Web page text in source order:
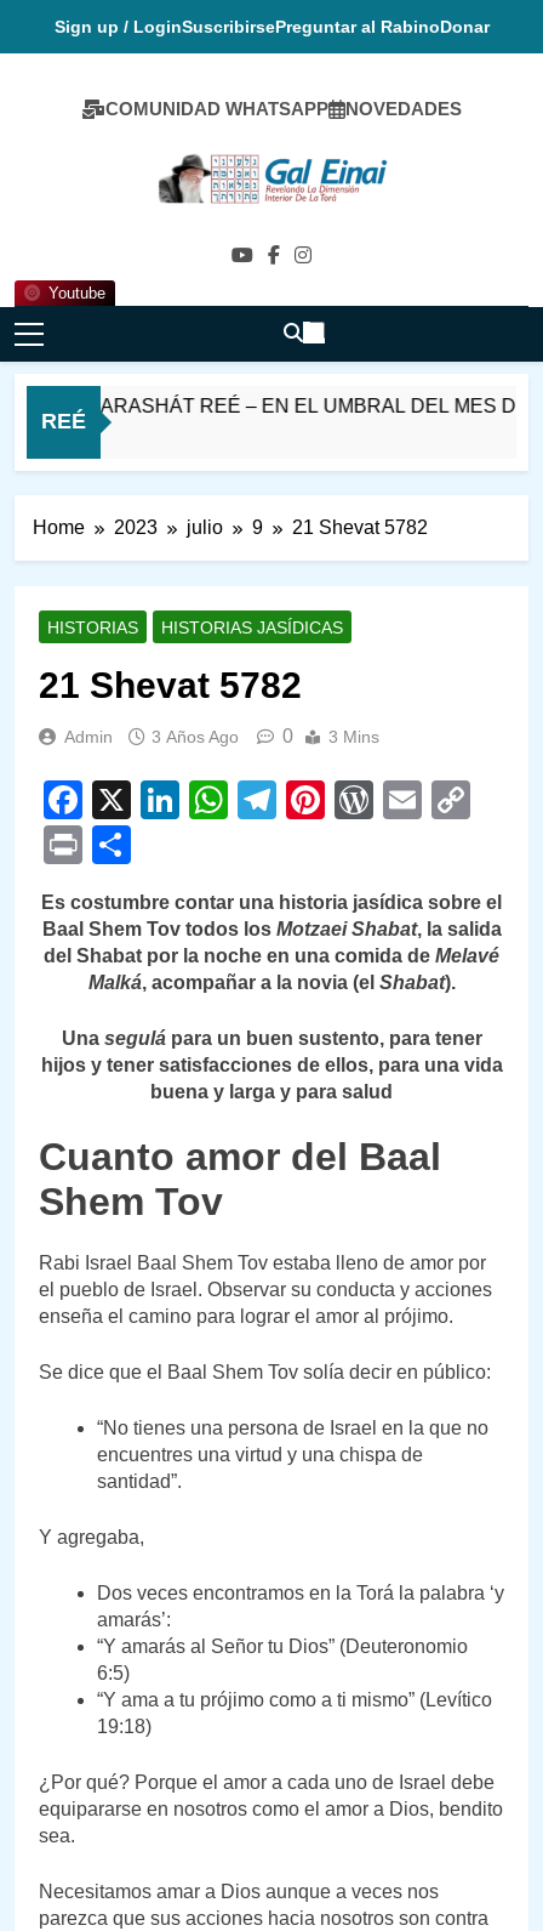
Sign up / LoginSuscribirsePreguntar al RabinoDonar
COMUNIDAD WHATSAPP NOVEDADES
Youtube
Gal Einai En
REÉ
PARASHÁT REÉ – EN EL UMBRAL DEL MES DE
Home 2023 julio 9 21 Shevat 5782
HISTORIAS HISTORIAS JASÍDICAS
21 Shevat 5782
Admin 3 Años Ago 0 3 Mins
Facebook
X LinkedIn
WhatsApp
Telegram
PinterestEmail
Print
Es costumbre contar una historia jasídica sobre el
Baal Shem Tov todos los Motzaei Shabat, la salida
del Shabat por la noche en una comida de Melavé
Malká, acompañar a la novia (el Shabat).
Una segulápara un buen sustento, para tener
hijos y tener satisfacciones de ellos, para una vida
buena y larga y para salud
Cuanto amor del Baal
Shem Tov
Rabi Israel Baal Shem Tov estaba lleno de amor por
el pueblo de Israel. Observar su conducta y acciones
enseña el camino para lograr el amor al prójimo.
Se dice que el Baal Shem Tov solía decir en público:
“No tienes una persona de Israel en la que no
encuentres una virtud y una chispa de
santidad”.
Y agregaba,
Dos veces encontramos en la Torá la palabra ‘y
amarás’:
“Y amarás al Señor tu Dios” (Deuteronomio
6:5)
“Y ama a tu prójimo como a ti mismo” (Levítico
19:18)
¿Por qué? Porque el amor a cada uno de Israel debe
equipararse en nosotros como el amor a Dios, bendito
sea.
Necesitamos amar a Dios aunque a veces nos
parezca que sus acciones hacia nosotros son contra